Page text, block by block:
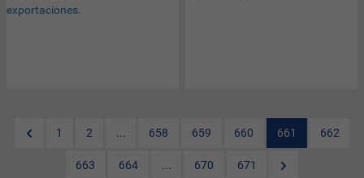
1 2 ... 658 659 660 661 662
663 664 ... 670 671